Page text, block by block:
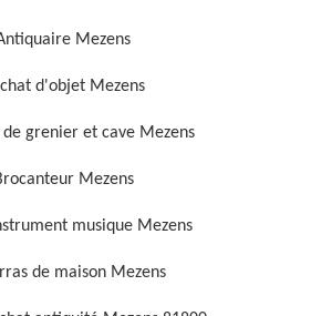
Mezens
d'objet Mezens
de grenier et cave Mezens
Mezens
musique Mezens
de maison Mezens